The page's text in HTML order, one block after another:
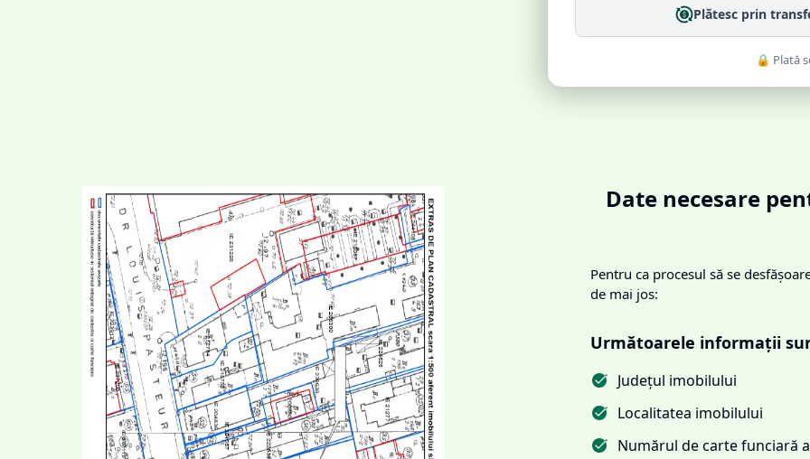
Plătesc prin
🔒 Plată
Date necesare
Pentru ca procesul să se
de mai jos:
Următoarele informații
Județul imobilului
Localitatea imobilului
Numărul de carte funciară